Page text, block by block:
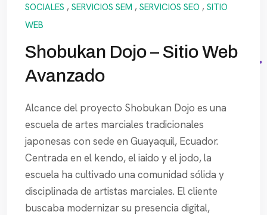
SOCIALES , SERVICIOS SEM , SERVICIOS SEO , SITIO
WEB
Shobukan Dojo – Sitio Web
Avanzado
Alcance del proyecto Shobukan Dojo es una
escuela de artes marciales tradicionales
japonesas con sede en Guayaquil, Ecuador.
Centrada en el kendo, el iaido y el jodo, la
escuela ha cultivado una comunidad sólida y
disciplinada de artistas marciales. El cliente
buscaba modernizar su presencia digital,